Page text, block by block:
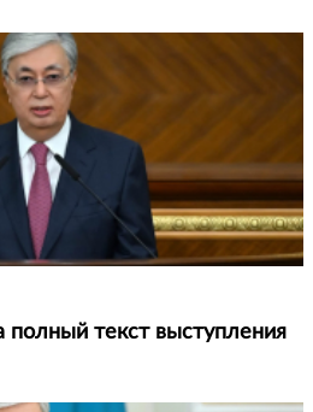
полный текст выступления